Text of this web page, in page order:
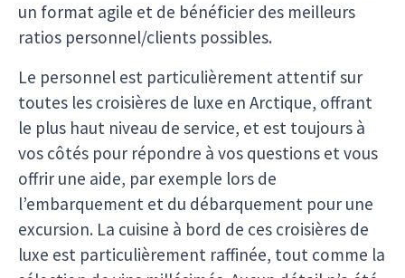
un format agile et de bénéficier des meilleurs
ratios personnel/clients possibles.
Le personnel est particulièrement attentif sur
toutes les croisières de luxe en Arctique, offrant
le plus haut niveau de service, et est toujours à
vos côtés pour répondre à vos questions et vous
offrir une aide, par exemple lors de
l’embarquement et du débarquement pour une
excursion. La cuisine à bord de ces croisières de
luxe est particulièrement raffinée, tout comme la